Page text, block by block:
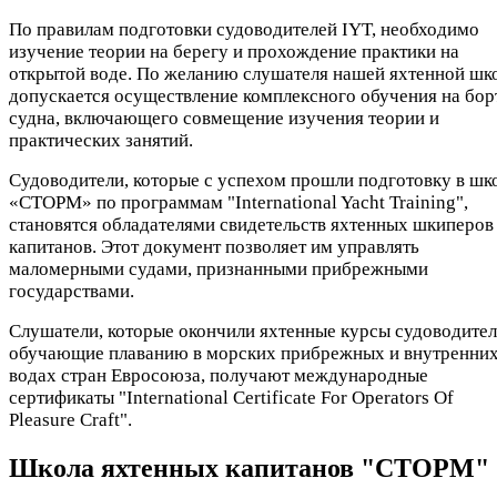
По правилам подготовки судоводителей IYT, необходимо
изучение теории на берегу и прохождение практики на
открытой воде. По желанию слушателя нашей яхтенной
допускается осуществление комплексного обучения на
судна, включающего совмещение изучения теории и
практических занятий.
Судоводители, которые с успехом прошли подготовку в
«СТОРМ» по программам "International Yacht Training",
становятся обладателями свидетельств яхтенных
капитанов. Этот документ позволяет им управлять
маломерными судами, признанными прибрежными
государствами.
Слушатели, которые окончили яхтенные курсы
обучающие плаванию в морских прибрежных и
водах стран Евросоюза, получают международные
сертификаты "International Certificate For Operators Of
Pleasure Craft".
Школа яхтенных капитанов "СТОРМ"